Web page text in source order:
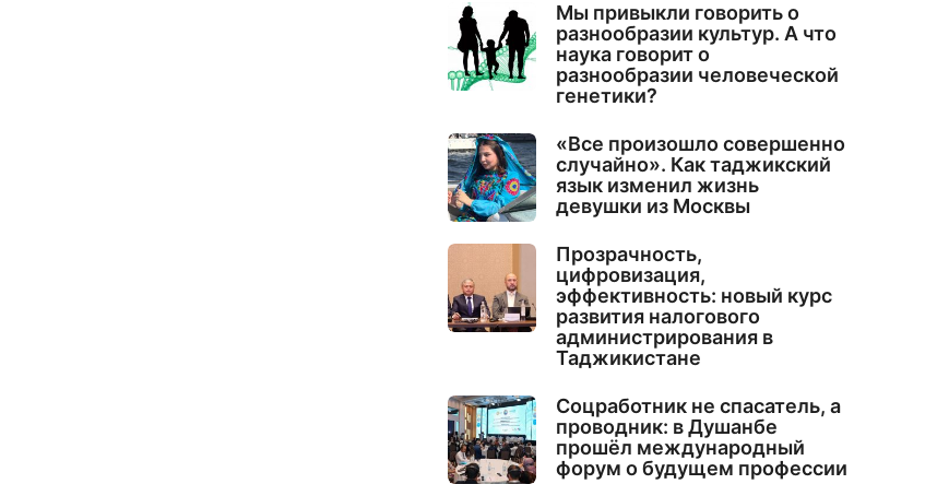
Мы привыкли говорить о
разнообразии культур. А что
наука говорит о
разнообразии человеческой
генетики?
«Все произошло совершенно
случайно». Как таджикский
язык изменил жизнь
девушки из Москвы
Прозрачность,
цифровизация,
эффективность: новый курс
развития налогового
администрирования в
Таджикистане
Соцработник не спасатель, а
проводник: в Душанбе
прошёл международный
форум о будущем профессии